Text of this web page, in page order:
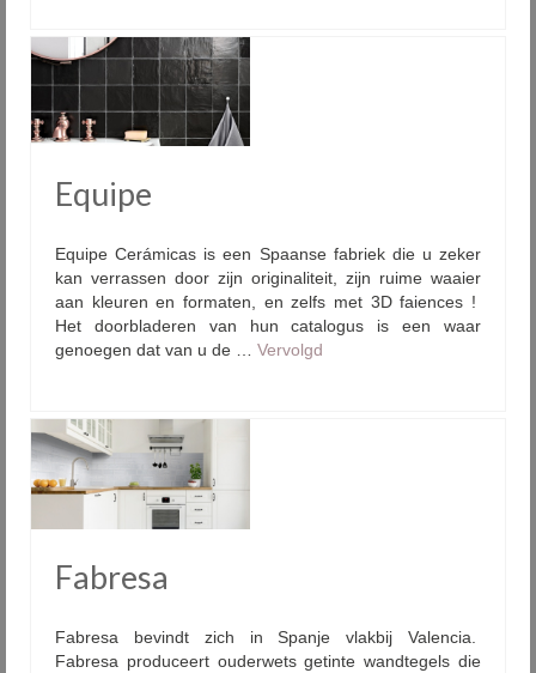
Equipe
Equipe Cerámicas is een Spaanse fabriek die u zeker
kan verrassen door zijn originaliteit, zijn ruime waaier
aan kleuren en formaten, en zelfs met 3D faiences !
Het doorbladeren van hun catalogus is een waar
genoegen dat van u de … Vervolgd
Fabresa
Fabresa bevindt zich in Spanje vlakbij Valencia.
Fabresa produceert ouderwets getinte wandtegels die